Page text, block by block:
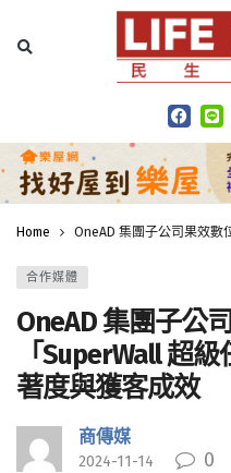
Home OneAD 集團子公司果效數
合作媒體
OneAD 集團子公
「SuperWall 超
著度與獲客成效
商傳媒
2024-11-14 0